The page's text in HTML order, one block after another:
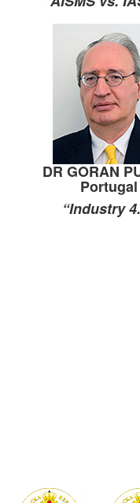
DR GORAN
Portugal
“Industry